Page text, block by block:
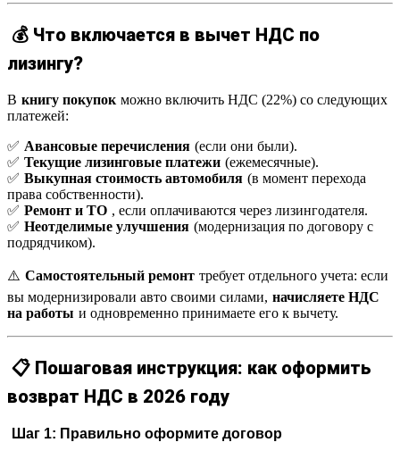
💰 Что включается в вычет НДС по
лизингу?
В книгу покупок можно включить НДС (22%) со следующих
платежей:
✅ Авансовые перечисления (если они были).
✅ Текущие лизинговые платежи (ежемесячные).
✅ Выкупная стоимость автомобиля (в момент перехода
права собственности).
✅ Ремонт и ТО , если оплачиваются через лизингодателя.
✅ Неотделимые улучшения (модернизация по договору с
подрядчиком).
⚠️ Самостоятельный ремонт требует отдельного учета: если
вы модернизировали авто своими силами, начисляете НДС
на работы и одновременно принимаете его к вычету.
📋 Пошаговая инструкция: как оформить
возврат НДС в 2026 году
Шаг 1: Правильно оформите договор